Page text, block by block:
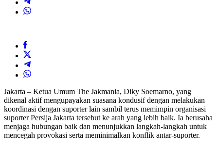
Jakarta – Ketua Umum The Jakmania, Diky Soemarno, yang
dikenal aktif mengupayakan suasana kondusif dengan melakukan
koordinasi dengan suporter lain sambil terus memimpin organisasi
suporter Persija Jakarta tersebut ke arah yang lebih baik. Ia berusaha
menjaga hubungan baik dan menunjukkan langkah-langkah untuk
mencegah provokasi serta meminimalkan konflik antar-suporter.